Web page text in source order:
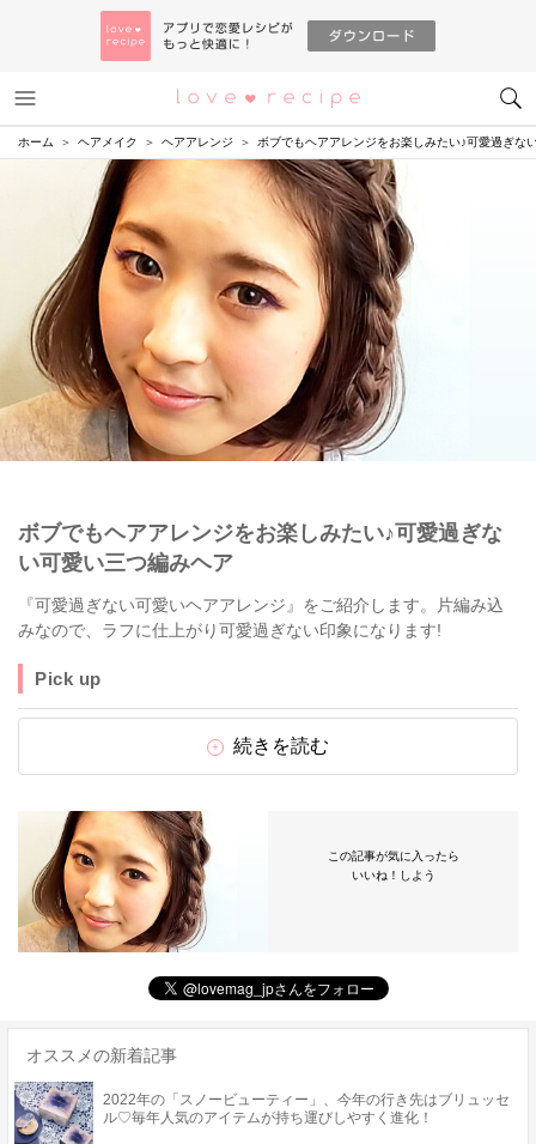
恋愛レシピ
ホーム ヘアメイク ヘアアレンジ ボブでもヘアアレンジをお楽しみたい♪可愛過ぎな
ボブでもヘアアレンジをお楽しみたい♪可愛過ぎな
い可愛い三つ編みヘア
『可愛過ぎない可愛いヘアアレンジ』をご紹介します。片編み込
みなので、ラフに仕上がり可愛過ぎない印象になります!
Pick up
続きを読む
この記事が気に入ったら
いいね！しよう
オススメの新着記事
2022年の「スノービューティー」、今年の行き先はブリュッセ
ル♡毎年人気のアイテムが持ち運びしやすく進化！